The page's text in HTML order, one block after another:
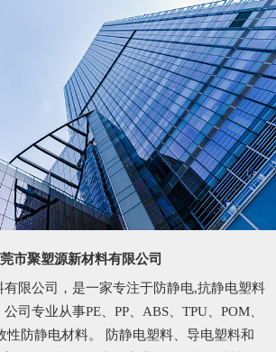
市聚塑源新材料有限公司
限公司，是一家专注于防静电,抗静电塑料
司专业从事PE、PP、ABS、TPU、POM、
性防静电材料。 防静电塑料、导电塑料和